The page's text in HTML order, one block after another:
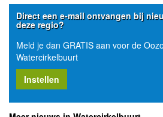
Direct een e-mail ontvangen bij
deze regio?
Meld je dan GRATIS aan voor de
Watercirkelbuurt
Instellen